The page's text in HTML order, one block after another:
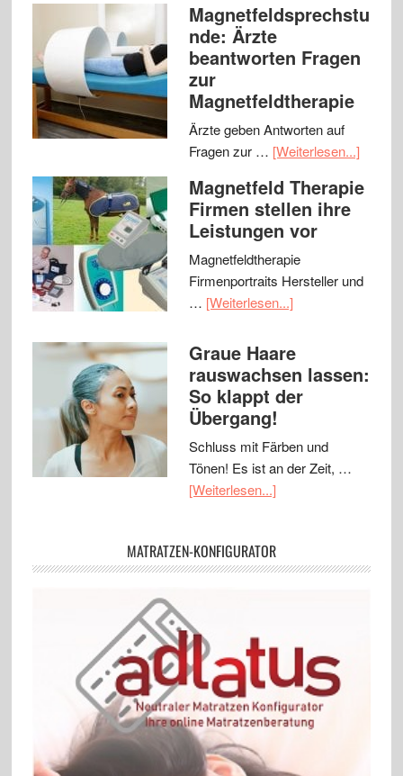
Magnetfeldsprechstu
nde: Ärzte
beantworten Fragen
zur
Magnetfeldtherapie
Ärzte geben Antworten auf
Fragen zur … [Weiterlesen...]
Magnetfeld Therapie
Firmen stellen ihre
Leistungen vor
Magnetfeldtherapie
Firmenportraits Hersteller und
… [Weiterlesen...]
Graue Haare
rauswachsen lassen:
So klappt der
Übergang!
Schluss mit Färben und
Tönen! Es ist an der Zeit, …
[Weiterlesen...]
MATRATZEN-KONFIGURATOR